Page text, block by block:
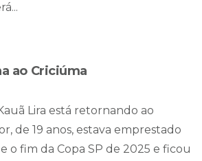
ao Criciúma
Lira está retornando ao
de 19 anos, estava emprestado
o fim da Copa SP de 2025 e ficou